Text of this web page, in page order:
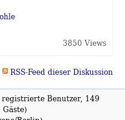
3850 Views
RSS-Feed dieser Diskussion
Benutzer, 149